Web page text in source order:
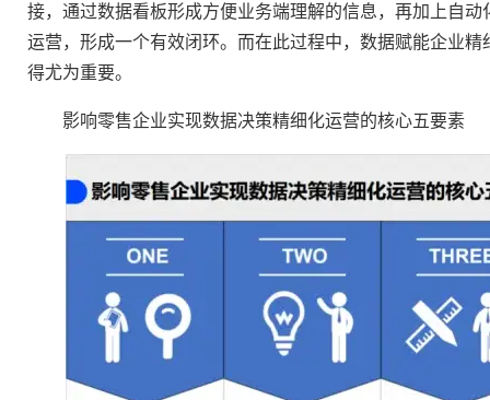
接，通过数据看板形成方便业务端理解的信息，再加上自
运营，形成一个有效闭环。而在此过程中，数据赋能企业
得尤为重要。
影响零售企业实现数据决策精细化运营的核心五要素